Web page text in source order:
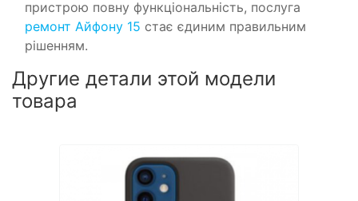
пристрою повну функціональність, послуга
ремонт Айфону 15 стає єдиним правильним
рішенням.
Другие детали этой модели
товара